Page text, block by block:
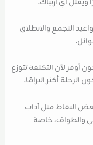
التجمع والانطلاق
أوفر لأن التكلفة تتوزع
أكثر التزامًا.
النقاط مثل آداب
والطواف، خاصة